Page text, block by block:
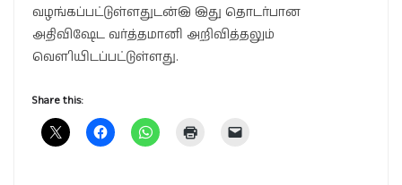
வழங்கப்பட்டுள்ளதுடன்இ இது தொடர்பான
அதிவிஷேட வர்த்தமானி அறிவித்தலும்
வௌியிடப்பட்டுள்ளது.
Share this: